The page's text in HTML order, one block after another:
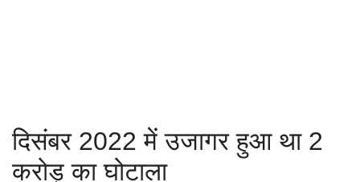
दिसंबर 2022 में उजागर हुआ था 2
करोड़ का घोटाला